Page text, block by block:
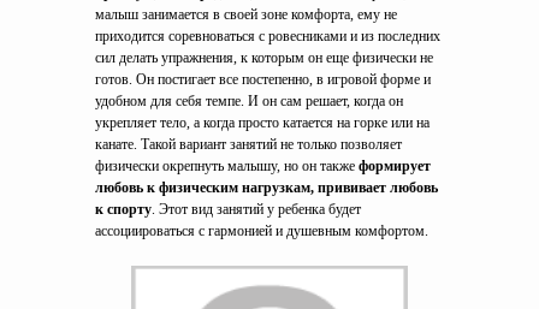
малыш занимается в своей зоне комфорта, ему не
приходится соревноваться с ровесниками и из последних
сил делать упражнения, к которым он еще физически не
готов. Он постигает все постепенно, в игровой форме и
удобном для себя темпе. И он сам решает, когда он
укрепляет тело, а когда просто катается на горке или на
канате. Такой вариант занятий не только позволяет
физически окрепнуть малышу, но он также формирует
любовь к физическим нагрузкам, прививает любовь
к спорту. Этот вид занятий у ребенка будет
ассоциироваться с гармонией и душевным комфортом.